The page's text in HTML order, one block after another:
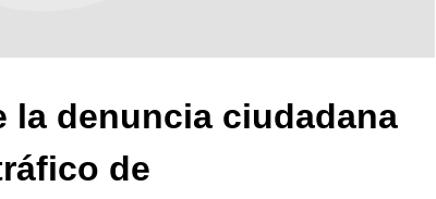
la denuncia ciudadana
de